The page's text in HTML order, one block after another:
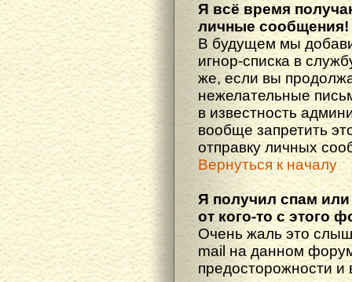
Я всё время
личные сообщения!
В будущем мы
игнор-списка в
же, если вы
нежелательные
в известность
вообще запретить
отправку личных
Вернуться к началу
Я получил спам
от кого-то с этого
Очень жаль это
mail на данном
предосторожности и